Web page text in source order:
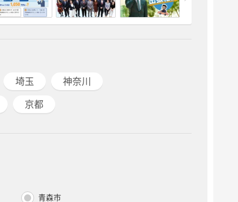
埼玉 神奈川
京都
青森市